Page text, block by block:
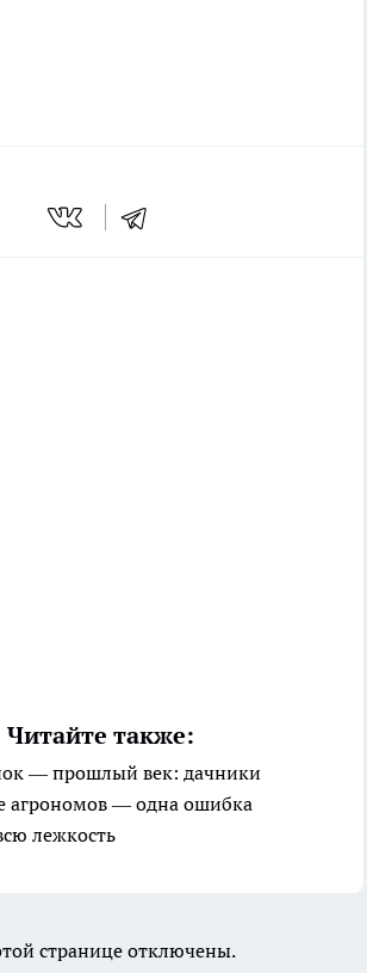
Читайте также:
— прошлый век: дачники
агрономов — одна ошибка
лежкость
странице отключены.